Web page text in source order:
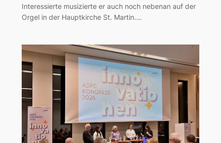
Interessierte musizierte er auch noch nebenan auf der
Orgel in der Hauptkirche St. Martin.…